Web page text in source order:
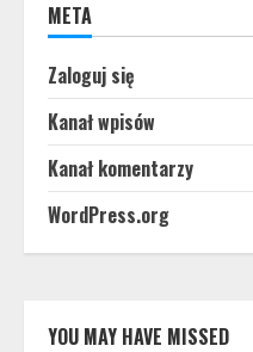
META
Zaloguj się
Kanał wpisów
Kanał komentarzy
WordPress.org
YOU MAY HAVE MISSED